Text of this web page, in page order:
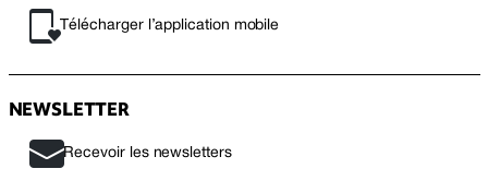
Télécharger l’application mobile
NEWSLETTER
Recevoir les newsletters